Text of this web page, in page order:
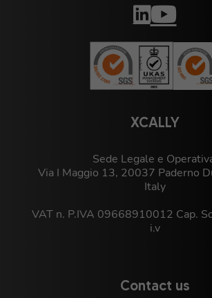
XCALLY
Sede Legale e
Via I Maggio 13, 20037 Paderno
Italy
VAT n. P.IVA 09668910012 Cap.
i.v
Contact us